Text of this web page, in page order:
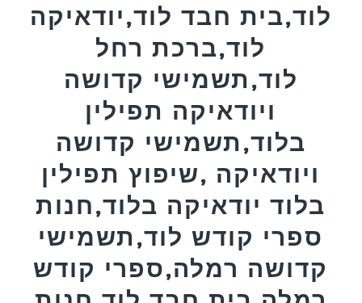
לוד,בית חבד לוד,יודאיקה
לוד,ברכת רחל
לוד,תשמישי קדושה
ויודאיקה תפילין
בלוד,תשמישי קדושה
ויודאיקה ,שיפוץ תפילין
בלוד יודאיקה בלוד,חנות
ספרי קודש לוד,תשמישי
קדושה רמלה,ספרי קודש